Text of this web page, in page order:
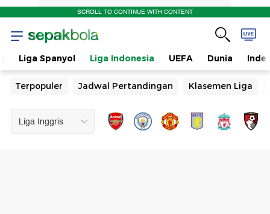
SCROLL TO CONTINUE WITH CONTENT
Liga Spanyol Liga Indonesia UEFA Dunia
Terpopuler Jadwal Pertandingan Klasemen Liga